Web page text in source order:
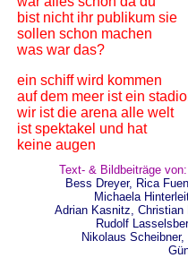
bist nicht ihr publikum sie
sollen schon machen
was war das?
ein schiff wird kommen
auf dem meer ist ein
wir ist die arena alle welt
ist spektakel und hat
keine augen
Text- & Bildbeiträge von:
Bess Dreyer, Rica
Michaela
Adrian Kasnitz, Christian
Rudolf
Nikolaus